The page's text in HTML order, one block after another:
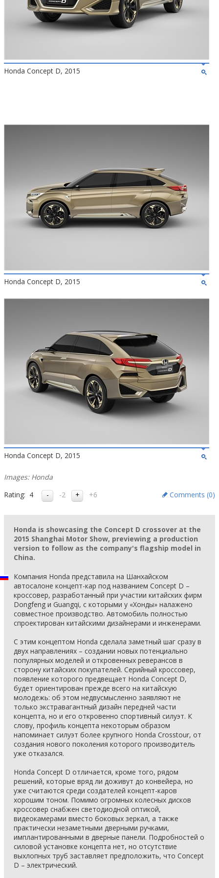
Honda Concept D, 2015
Honda Concept D, 2015
Honda Concept D, 2015
Images: Honda
Rating: 4 -2 +6 Comments (0)
Honda is showcasing the Concept D crossover at the
2015 Shanghai Motor Show, previewing a production
version to follow as the company's flagship model in
China.
Компания Honda представила на Шанхайском
автосалоне концепт-кар под названием Concept D –
кроссовер, разработанный при участии китайских фирм
Dongfeng и Guangqi, с которыми у «Хонды» налажено
совместное производство. Автомобиль полностью
спроектирован китайскими дизайнерами и инженерами.
С этим концептом Honda сделала заметный шаг сразу в
двух направлениях – создании новых потенциально
популярных моделей и откровенных реверансов в
сторону китайских покупателей. Серийный кроссовер,
появление которого предвещает Honda Concept D,
будет ориентирован прежде всего на китайскую
молодежь: об этом недвусмысленно заявляют не
только экстравагантный дизайн передней части
концепта, но и его откровенно спортивный силуэт. К
слову, профиль концепта некоторым образом
напоминает силуэт более крупного Honda Crosstour, от
создания нового поколения которого производитель
уже отказался.
Honda Concept D отличается, кроме того, рядом
решений, которые вряд ли доживут до конвейера, но
уже считаются среди создателей концепт-каров
хорошим тоном. Помимо огромных колесных дисков
кроссовер снабжен светодиодной оптикой,
видеокамерами вместо боковых зеркал, а также
практически незаметными дверными ручками,
имплантированными в дверные панели. Подробностей о
силовой установке концепта нет, но отсутствие
выхлопных труб заставляет предположить, что Concept
D – электрический.